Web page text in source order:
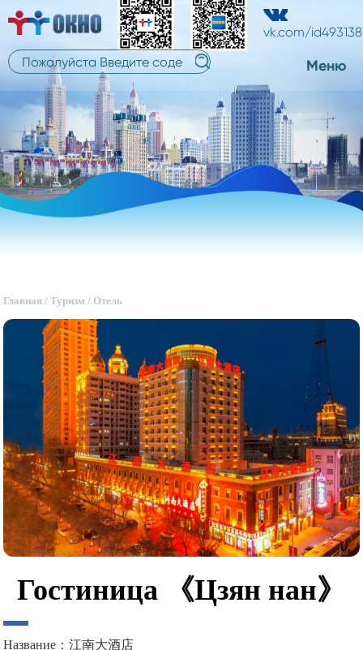
中
文
русский
中
文
vk.com/
Меню
Главная /Туризм/ Отель
Гостиница 《Цзян нан》
Название：江南大酒店